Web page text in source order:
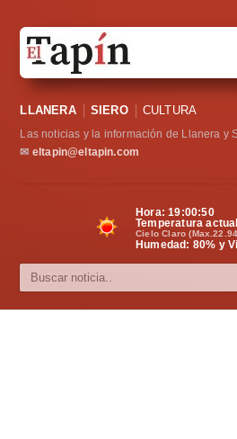
Sociedad
Política
Cultura
LLANERA SIERO CULTURA
Las noticias y la información de Llanera y
✉ eltapin@eltapin.com
Hora:19:00:50
Temperatura
Cielo Claro
Humedad: 80% y